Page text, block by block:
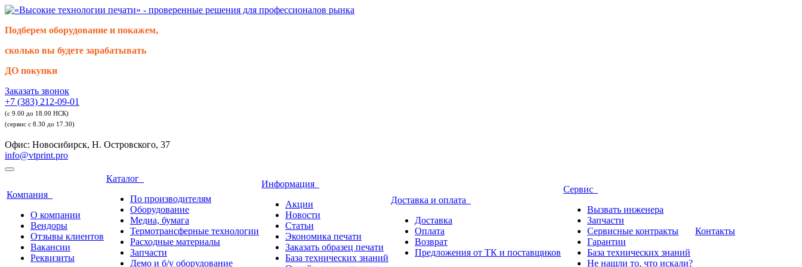
Подберем оборудование и покажем,
сколько вы будете зарабатывать
ДО покупки
Заказать звонок
+7 (383) 212-09-01
(с 9.00 до 18.00 НСК)
(сервис с 8.30 до 17.30)
Офис: Новосибирск, Н. Островского, 37
info@vtprint.pro
Компания
О компании
Вендоры
Отзывы клиентов
Вакансии
Реквизиты
Каталог
По производителям
Оборудование
Медиа, бумага
Термотрансферные технологии
Расходные материалы
Запчасти
Демо и б/у оборудование
Информация
Акции
Новости
Статьи
Экономика печати
Заказать образец печати
База технических знаний
Доставка и оплата
Доставка
Оплата
Возврат
Предложения от ТК и поставщиков
Сервис
Вызвать инженера
Запчасти
Сервисные контракты
Гарантии
База технических знаний
Не нашли то, что искали?
Контакты